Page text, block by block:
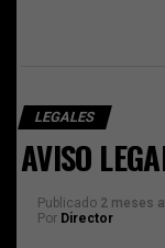
LEGALES
AVISO
Publicado 2 meses
Por Director